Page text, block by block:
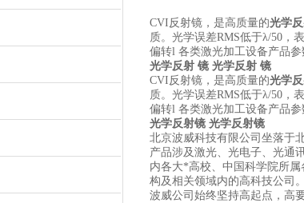
CVI反射镜，是高质量的光学
质。光学误差RMS低于λ/50，
偏转l 各类激光加工设备产品
光学反射 镜 光学反射 镜
CVI反射镜，是高质量的光学
质。光学误差RMS低于λ/50，
偏转l 各类激光加工设备产品
光学反射镜 光学反射镜
北京波威科技有限公司坐落于
产品涉及激光、光电子、光通
内各大*高校、中国科学院所
构及相关领域内的高科技公司。
波威公司始终坚持高起点，高